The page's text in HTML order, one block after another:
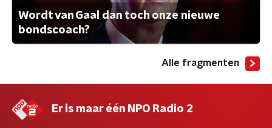
Wordt van Gaal dan toch onze nieuwe
bondscoach?
Alle fragmenten
Er is maar één NPO Radio 2